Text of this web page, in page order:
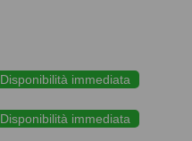
Disponibilità immediata
Disponibilità immediata